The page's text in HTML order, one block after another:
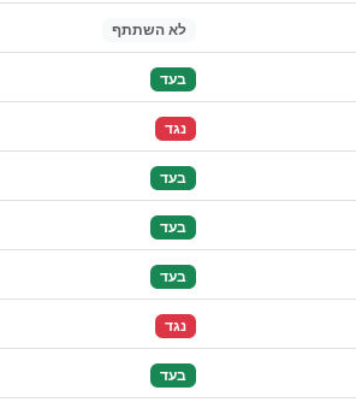
לא השתתף
בעד
נגד
בעד
בעד
בעד
נגד
בעד